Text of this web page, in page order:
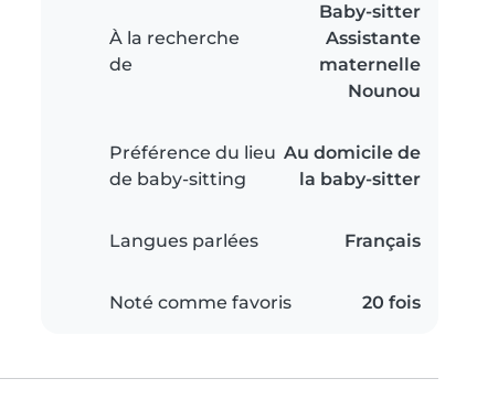
À la recherche
de
Baby-sitter
Assistante
maternelle
Nounou
Préférence du lieu
de baby-sitting
Au domicile de
la baby-sitter
Langues parlées Français
Noté comme favoris 20 fois